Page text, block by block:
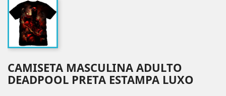
CAMISETA MASCULINA ADULTO
DEADPOOL PRETA ESTAMPA LUXO